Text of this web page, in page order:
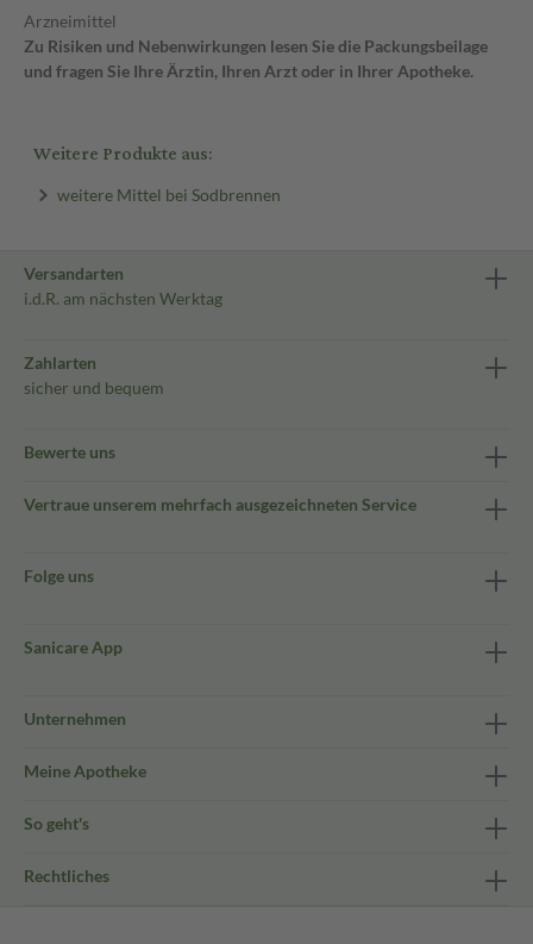
Arzneimittel
Zu Risiken und Nebenwirkungen lesen Sie die Packungsbeilage
und fragen Sie Ihre Ärztin, Ihren Arzt oder in Ihrer Apotheke.
Weitere Produkte aus:
weitere Mittel bei Sodbrennen
Versandarten
i.d.R. am nächsten Werktag
Zahlarten
sicher und bequem
Bewerte uns
Vertraue unserem mehrfach ausgezeichneten Service
Folge uns
Sanicare App
Unternehmen
Meine Apotheke
So geht's
Rechtliches